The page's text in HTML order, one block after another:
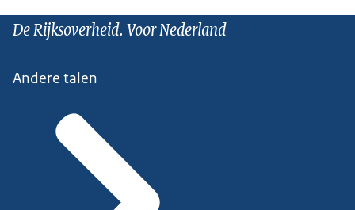
De Rijksoverheid. Voor Nederland
Andere talen